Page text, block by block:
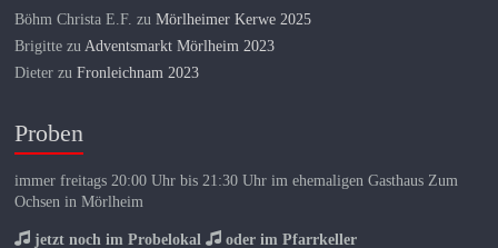
Böhm Christa E.F. zuMörlheimer Kerwe 2025
Brigitte zu Adventsmarkt Mörlheim 2023
Dieter zuFronleichnam 2023
Proben
immer freitags 20:00 Uhr bis 21:30 Uhr im ehemaligen Gasthaus Zum
Ochsen in Mörlheim
jetzt noch im Probelokal oder im Pfarrkeller